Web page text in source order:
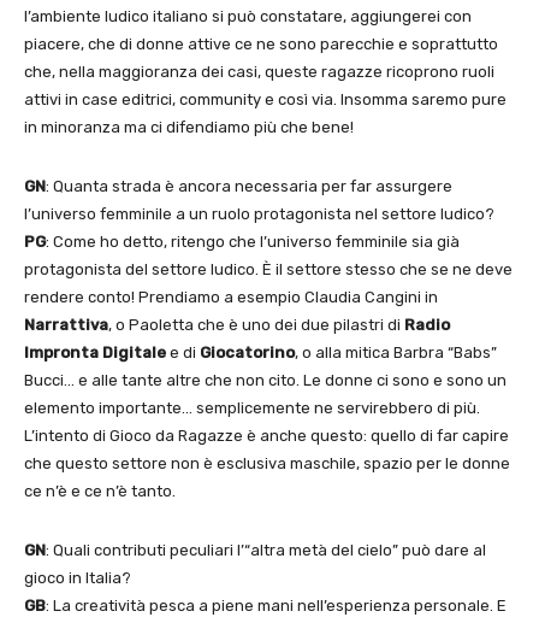
l’ambiente ludico italiano si può constatare, aggiungerei con
piacere, che di donne attive ce ne sono parecchie e soprattutto
che, nella maggioranza dei casi, queste ragazze ricoprono ruoli
attivi in case editrici, community e così via. Insomma saremo pure
in minoranza ma ci difendiamo più che bene!
GN: Quanta strada è ancora necessaria per far assurgere
l’universo femminile a un ruolo protagonista nel settore ludico?
PG: Come ho detto, ritengo che l’universo femminile sia già
protagonista del settore ludico. È il settore stesso che se ne deve
rendere conto! Prendiamo a esempio Claudia Cangini in
Narrattiva, o Paoletta che è uno dei due pilastri di Radio
Impronta Digitale e di Giocatorino, o alla mitica Barbra “Babs”
Bucci… e alle tante altre che non cito. Le donne ci sono e sono un
elemento importante… semplicemente ne servirebbero di più.
L’intento di Gioco da Ragazze è anche questo: quello di far capire
che questo settore non è esclusiva maschile, spazio per le donne
ce n’è e ce n’è tanto.
GN: Quali contributi peculiari l’“altra metà del cielo” può dare al
gioco in Italia?
GB: La creatività pesca a piene mani nell’esperienza personale. E